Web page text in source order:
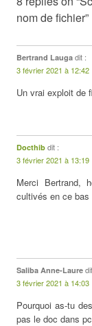
nom de fichier”
Bertrand Lauga dit :
3 février 2021 à 12:42
Un vrai exploit de
Docthib dit :
3 février 2021 à 13:19
Merci Bertrand,
cultivés en ce bas
Saliba Anne-Laure
3 février 2021 à 14:03
Pourquoi as-tu
pas le doc dans